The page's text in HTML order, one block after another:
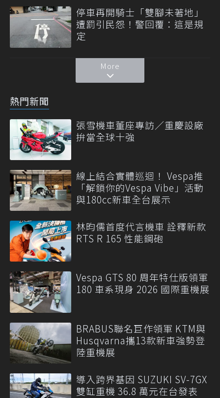
停車再開騎士「雙腳未著地」
遭罰引民怨！警回覆：這是規
定
More
熱門新聞
張雪機車董座專訪／重慶設廠
拚當全球十強
線上結合實體巡迴！ Vespa推
「解鎖你的Vespa Vibe」活動
與180cc新車全台展示
林昀儒首度代言機車 詮釋新款
RTS R 165 性能鋼砲
Vespa GTS 80 周年特仕版領軍
180 車系現身 2026 國際重機展
BRABUS聯名巨作領軍 KTM與
Husqvarna攜13款新車強勢登
陸重機展
導入跨界基因 SUZUKI SV-7GX
雙缸重機 36.8 萬元在台發表